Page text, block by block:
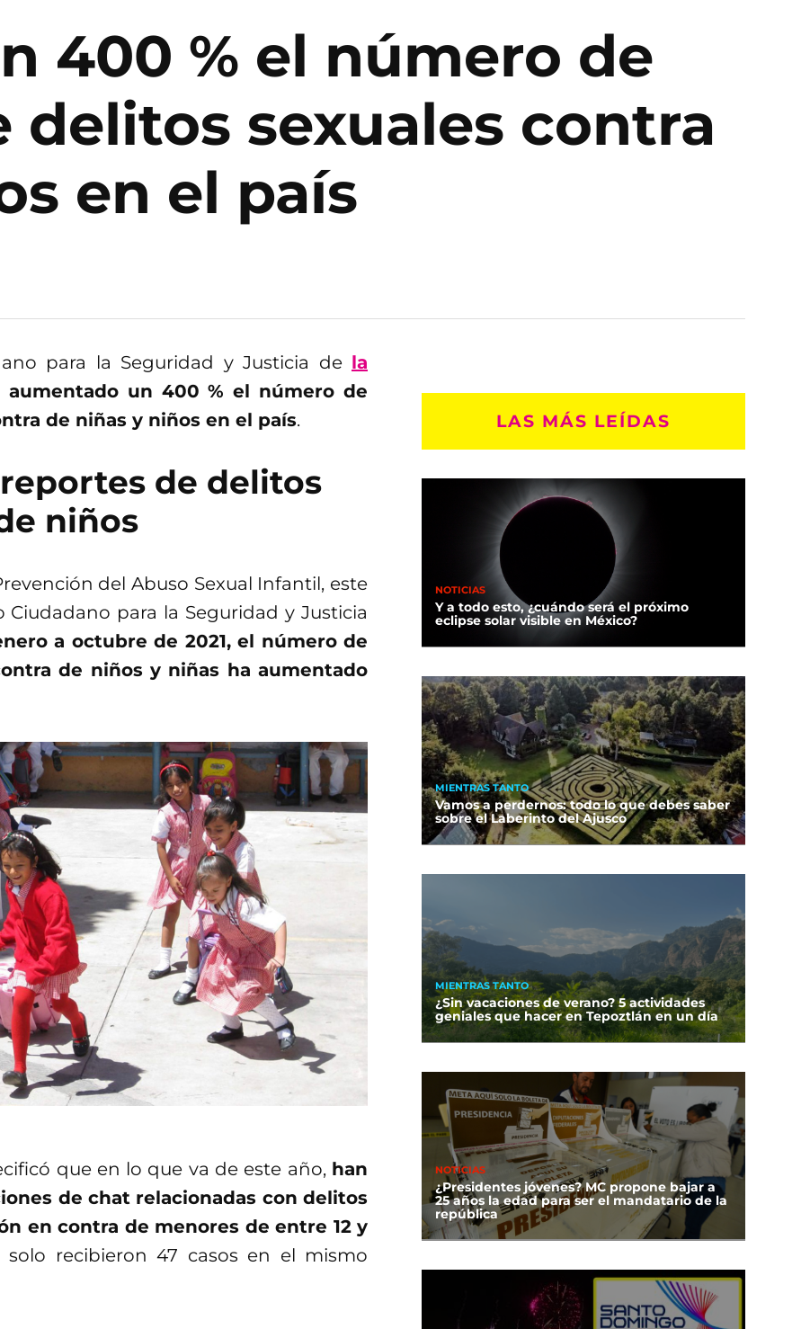
400 % el número de
delitos sexuales contra
en el país
para la Seguridad y Justicia de la
aumentado un 400 % el número de
de niñas y niños en el país.
de delitos
niños
del Abuso Sexual Infantil, este
para la Seguridad y Justicia
a octubre de 2021, el número de
de niños y niñas ha aumentado
que en lo que va de este año, han
de chat relacionadas con delitos
en contra de menores de entre 12 y
recibieron 47 casos en el mismo
LAS MÁS LEÍDAS
NOTICIAS
Y a todo esto, ¿cuándo será el próximo
eclipse solar visible en México?
MIENTRAS TANTO
Vamos a perdernos: todo lo que debes saber
sobre el Laberinto del Ajusco
MIENTRAS TANTO
¿Sin vacaciones de verano? 5 actividades
geniales que hacer en Tepoztlán en un día
NOTICIAS
¿Presidentes jóvenes? MC propone bajar a
25 años la edad para ser el mandatario de la
república